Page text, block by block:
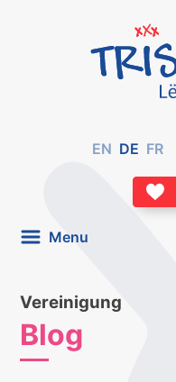
EN DE FR
Menu
Vereinigung
Blog